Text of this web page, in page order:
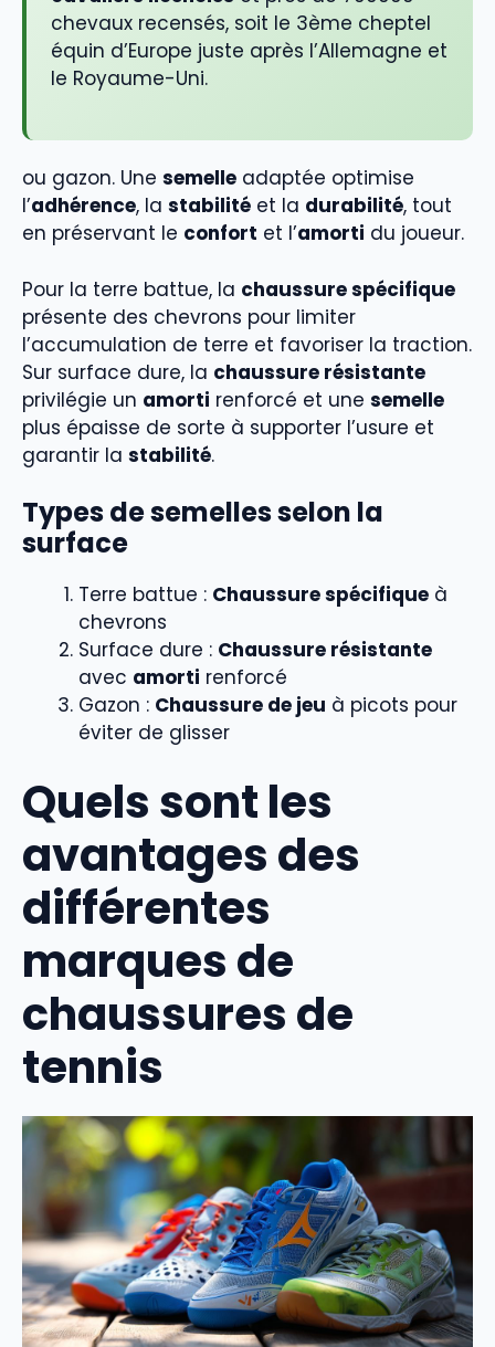
chevaux recensés, soit le 3ème cheptel
équin d’Europe juste après l’Allemagne et
le Royaume-Uni.
ou gazon. Une semelle adaptée optimise
l’adhérence, la stabilité et la durabilité, tout
en préservant le confort et l’amorti du joueur.
Pour la terre battue, la chaussure spécifique
présente des chevrons pour limiter
l’accumulation de terre et favoriser la traction.
Sur surface dure, la chaussure résistante
privilégie un amorti renforcé et une semelle
plus épaisse de sorte à supporter l’usure et
garantir la stabilité.
Types de semelles selon la
surface
Terre battue : Chaussure spécifique à
chevrons
Surface dure : Chaussure résistante
avec amorti renforcé
Gazon : Chaussure de jeu à picots pour
éviter de glisser
Quels sont les
avantages des
différentes
marques de
chaussures de
tennis